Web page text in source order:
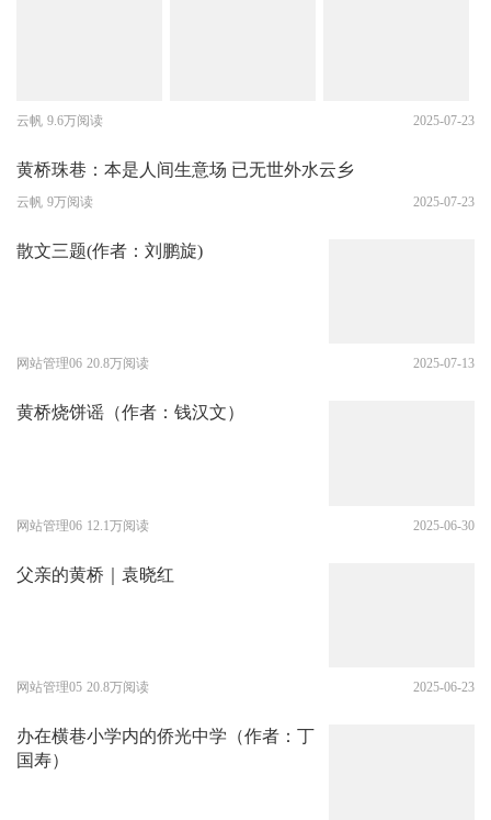
云帆 9.6万阅读 2025-07-23
黄桥珠巷：本是人间生意场 已无世外水云乡
云帆 9万阅读 2025-07-23
散文三题(作者：刘鹏旋)
网站管理06 20.8万阅读 2025-07-13
黄桥烧饼谣（作者：钱汉文）
网站管理06 12.1万阅读 2025-06-30
父亲的黄桥｜袁晓红
网站管理05 20.8万阅读 2025-06-23
办在横巷小学内的侨光中学（作者：丁
国寿）